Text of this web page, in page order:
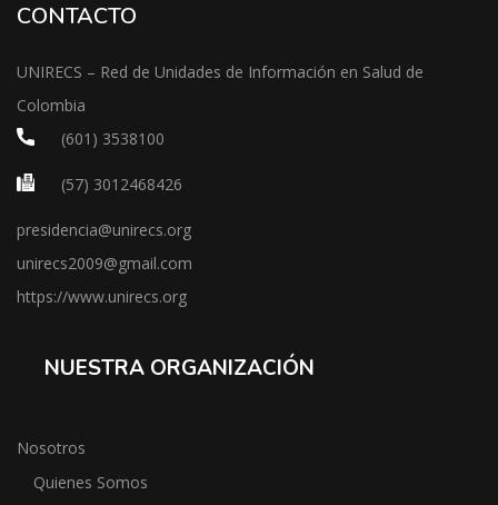
CONTACTO
UNIRECS – Red de Unidades de Información en Salud de
Colombia
(601) 3538100
(57) 3012468426
presidencia@unirecs.org
unirecs2009@gmail.com
https://www.unirecs.org
NUESTRA ORGANIZACIÓN
Nosotros
Quienes Somos